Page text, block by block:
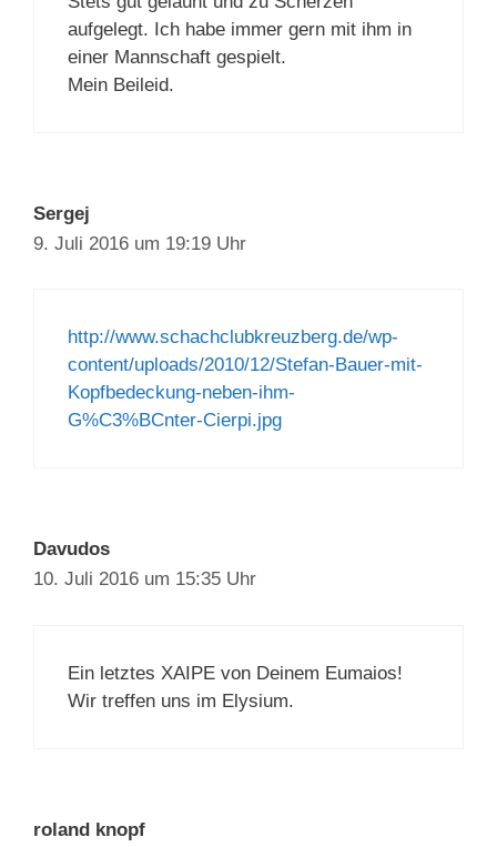
aufgelegt. Ich habe immer gern mit ihm in
einer Mannschaft gespielt.
Mein Beileid.
Sergej
9. Juli 2016 um 19:19 Uhr
http://www.schachclubkreuzberg.de/wp-
content/uploads/2010/12/Stefan-Bauer-mit-
Kopfbedeckung-neben-ihm-
G%C3%BCnter-Cierpi.jpg
Davudos
10. Juli 2016 um 15:35 Uhr
Ein letztes XAIPE von Deinem Eumaios!
Wir treffen uns im Elysium.
roland knopf